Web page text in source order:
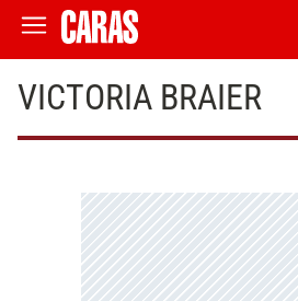
VICTORIA BRAIER